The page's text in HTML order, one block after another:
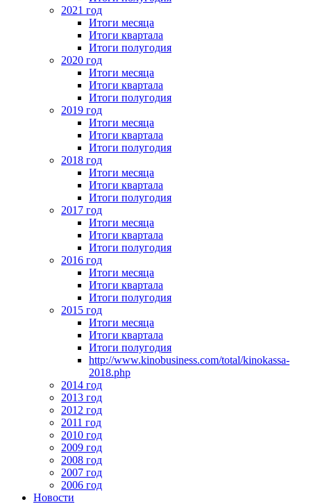
2021 год
Итоги месяца
Итоги квартала
Итоги полугодия
2020 год
Итоги месяца
Итоги квартала
Итоги полугодия
2019 год
Итоги месяца
Итоги квартала
Итоги полугодия
2018 год
Итоги месяца
Итоги квартала
Итоги полугодия
2017 год
Итоги месяца
Итоги квартала
Итоги полугодия
2016 год
Итоги месяца
Итоги квартала
Итоги полугодия
2015 год
Итоги месяца
Итоги квартала
Итоги полугодия
http://www.kinobusiness.com/total/kinokassa-
2018.php
2014 год
2013 год
2012 год
2011 год
2010 год
2009 год
2008 год
2007 год
2006 год
Новости